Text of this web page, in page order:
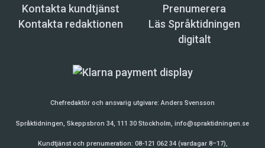
Kontakta kundtjänst
Prenumerera
Kontakta redaktionen
Läs Språktidningen
digitalt
Chefredaktör och ansvarig utgivare:Anders Svensson
Språktidningen, Skeppsbron 34, 111 30 Stockholm, info@spraktidningen.se
Kundtjänst och prenumeration: 08-121 062 34 (vardagar 8–17),